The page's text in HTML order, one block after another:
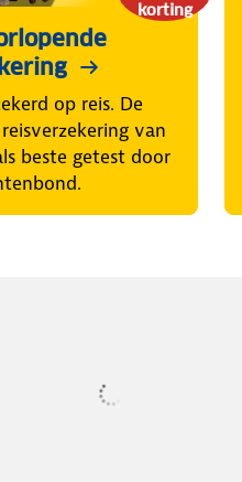
korting
op reis. De
van
beste getest door